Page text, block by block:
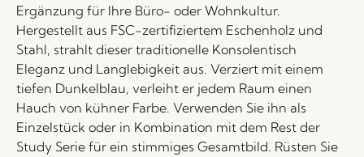
Ergänzung für Ihre Büro- oder Wohnkultur.
Hergestellt aus FSC-zertifiziertem Eschenholz und
Stahl, strahlt dieser traditionelle Konsolentisch
Eleganz und Langlebigkeit aus. Verziert mit einem
tiefen Dunkelblau, verleiht er jedem Raum einen
Hauch von kühner Farbe. Verwenden Sie ihn als
Einzelstück oder in Kombination mit dem Rest der
Study Serie für ein stimmiges Gesamtbild. Rüsten Sie